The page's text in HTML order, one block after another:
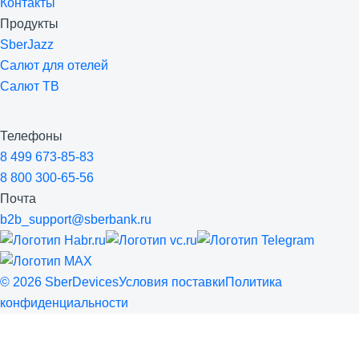
Контакты
Продукты
SberJazz
Салют для отелей
Салют ТВ
Телефоны
8 499 673-85-83
8 800 300-65-56
Почта
b2b_support@sberbank.ru
© 2026 SberDevicesУсловия поставкиПолитика
конфиденциальности